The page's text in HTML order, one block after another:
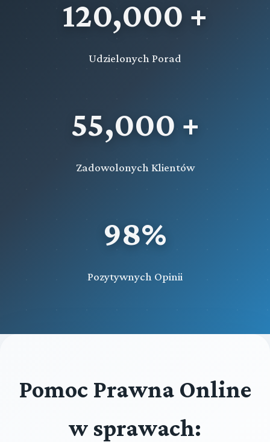
120,000 +
Udzielonych Porad
55,000 +
Zadowolonych Klientów
98%
Pozytywnych Opinii
Pomoc Prawna Online
w sprawach: